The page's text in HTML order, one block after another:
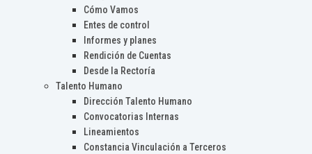
Cómo Vamos
Entes de control
Informes y planes
Rendición de Cuentas
Desde la Rectoría
Talento Humano
Dirección Talento Humano
Convocatorias Internas
Lineamientos
Constancia Vinculación a Terceros